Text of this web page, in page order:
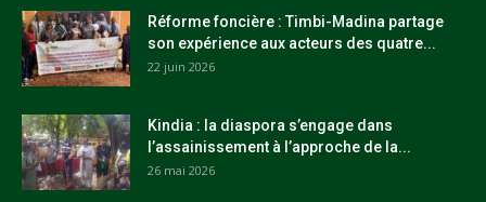
Réforme foncière : Timbi-Madina partage
son expérience aux acteurs des quatre...
22 juin 2026
Kindia : la diaspora s’engage dans
l’assainissement à l’approche de la...
26 mai 2026